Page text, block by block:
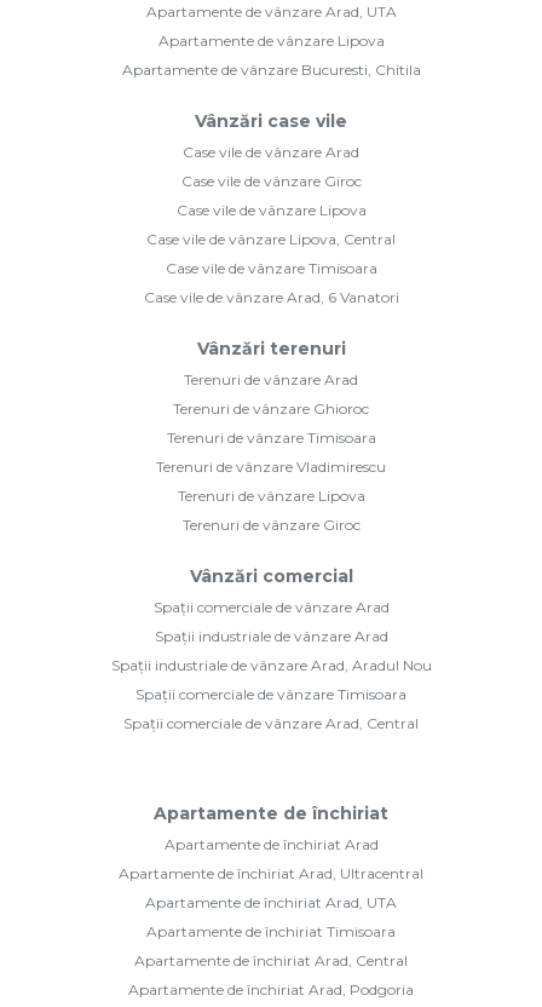
Apartamente de vânzare Arad, UTA
Apartamente de vânzare Lipova
Apartamente de vânzare Bucuresti, Chitila
Vânzări case vile
Case vile de vânzare Arad
Case vile de vânzare Giroc
Case vile de vânzare Lipova
Case vile de vânzare Lipova, Central
Case vile de vânzare Timisoara
Case vile de vânzare Arad, 6 Vanatori
Vânzări terenuri
Terenuri de vânzare Arad
Terenuri de vânzare Ghioroc
Terenuri de vânzare Timisoara
Terenuri de vânzare Vladimirescu
Terenuri de vânzare Lipova
Terenuri de vânzare Giroc
Vânzări comercial
Spații comerciale de vânzare Arad
Spații industriale de vânzare Arad
Spații industriale de vânzare Arad, Aradul Nou
Spații comerciale de vânzare Timisoara
Spații comerciale de vânzare Arad, Central
Apartamente de închiriat
Apartamente de închiriat Arad
Apartamente de închiriat Arad, Ultracentral
Apartamente de închiriat Arad, UTA
Apartamente de închiriat Timisoara
Apartamente de închiriat Arad, Central
Apartamente de închiriat Arad, Podgoria